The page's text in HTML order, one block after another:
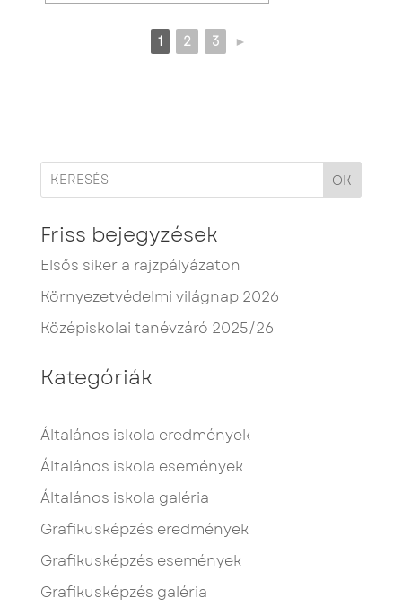
1 2 3 ►
OK
Friss bejegyzések
Elsős siker a rajzpályázaton
Környezetvédelmi világnap 2026
Középiskolai tanévzáró 2025/26
Kategóriák
Általános iskola eredmények
Általános iskola események
Általános iskola galéria
Grafikusképzés eredmények
Grafikusképzés események
Grafikusképzés galéria